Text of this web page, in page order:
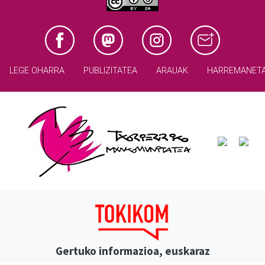
LEGE OHARRA PUBLIZITATEA ARAUAK
Gertuko informazioa, euskaraz